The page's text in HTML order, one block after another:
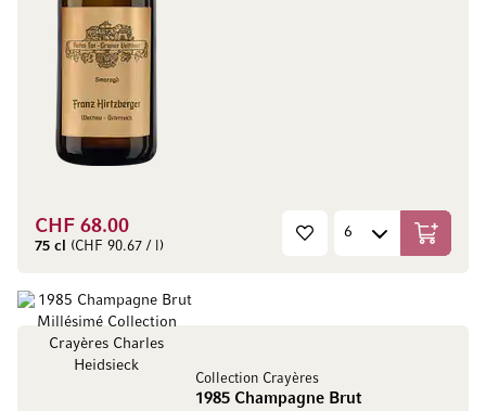
CHF 68.00
75 cl (CHF 90.67 / l) In den
Collection Crayères
1985 Champagne Brut